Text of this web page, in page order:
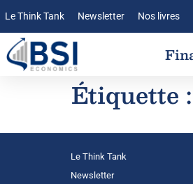
Le Think Tank Newsletter Nos livres
Étiquette :
Le Think Tank
Newsletter